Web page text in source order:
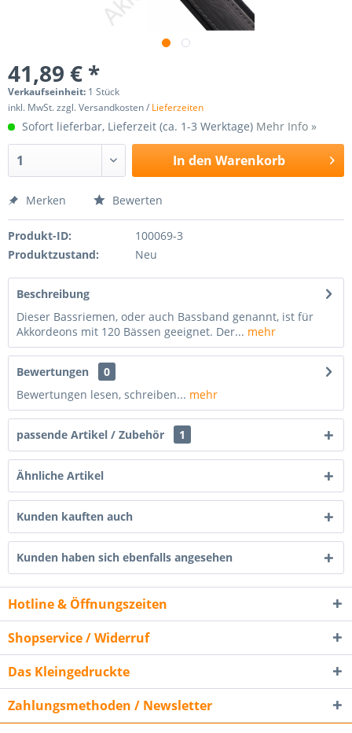
41,89 € *
Verkaufseinheit: 1 Stück
inkl. MwSt. zzgl. Versandkosten / Lieferzeiten
Sofort lieferbar, Lieferzeit (ca. 1-3 Werktage) Mehr Info »
In den Warenkorb
Merken Bewerten
Produkt-ID:
100069-3
Produktzustand:
Neu
Beschreibung
Dieser Bassriemen, oder auch Bassband genannt, ist für
Akkordeons mit 120 Bässen geeignet. Der... mehr
Bewertungen
0
Bewertungen lesen, schreiben... mehr
passende Artikel / Zubehör 1
Ähnliche Artikel
Kunden kauften auch
Kunden haben sich ebenfalls angesehen
Hotline & Öffnungszeiten
Shopservice / Widerruf
Das Kleingedruckte
Zahlungsmethoden / Newsletter